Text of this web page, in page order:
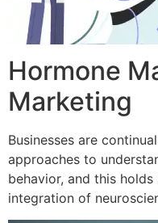
Hormone
Marketing
Businesses are
approaches to
behavior, and this
integration of